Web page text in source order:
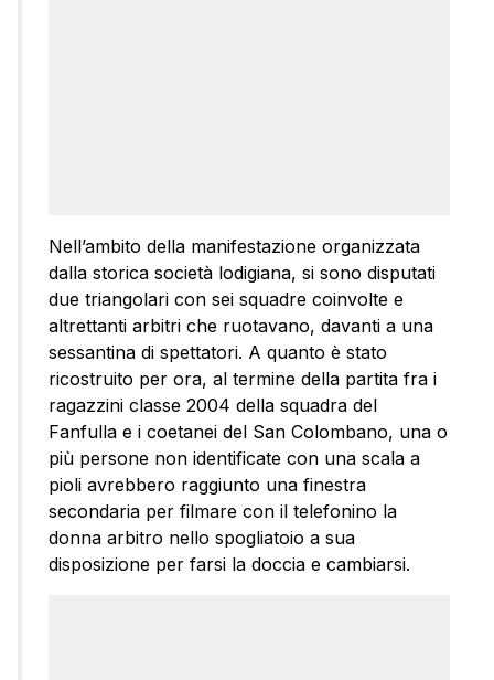
Nell’ambito della manifestazione organizzata
dalla storica società lodigiana, si sono disputati
due triangolari con sei squadre coinvolte e
altrettanti arbitri che ruotavano, davanti a una
sessantina di spettatori. A quanto è stato
ricostruito per ora, al termine della partita fra i
ragazzini classe 2004 della squadra del
Fanfulla e i coetanei del San Colombano, una o
più persone non identificate con una scala a
pioli avrebbero raggiunto una finestra
secondaria per filmare con il telefonino la
donna arbitro nello spogliatoio a sua
disposizione per farsi la doccia e cambiarsi.